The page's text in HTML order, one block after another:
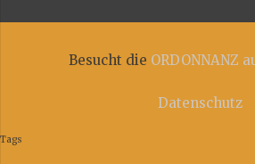
Niederrheinische Ordonnanz
Besucht die ORDONNANZ
Datenschutz
Tags